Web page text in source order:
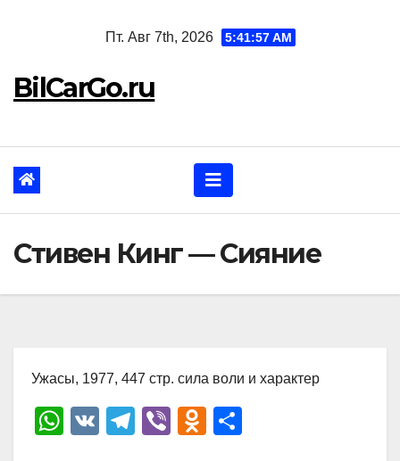
Пт. Авг 7th, 2026 5:41:58 AM
BilCarGo.ru
Стивен Кинг — Сияние
Ужасы, 1977, 447 стр. сила воли и характер
W
V
T
Vi
O